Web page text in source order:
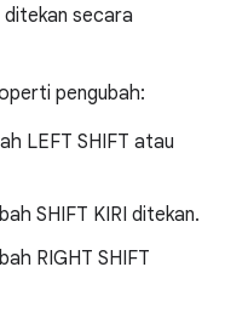
ditekan secara
pengubah:
LEFT SHIFT atau
SHIFT KIRI ditekan.
RIGHT SHIFT